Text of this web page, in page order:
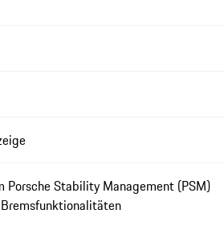
Porsche Stability Management (PSM)